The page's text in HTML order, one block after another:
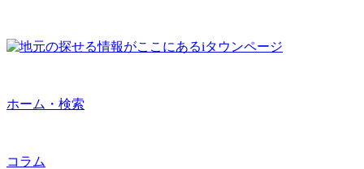
ホーム・検索
コラム